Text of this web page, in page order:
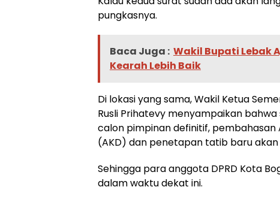
pungkasnya.
Baca Juga : Wakil Bupati Lebak
Kearah Lebih Baik
Di lokasi yang sama, Wakil Ketua
Rusli Prihatevy menyampaikan
calon pimpinan definitif, pembahasan
(AKD) dan penetapan tatib baru
Sehingga para anggota DPRD Kota
dalam waktu dekat ini.